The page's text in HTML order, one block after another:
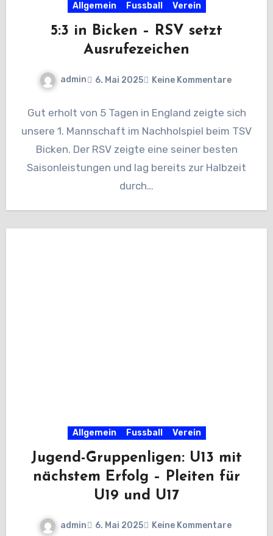
Allgemein Fussball Verein
5:3 in Bicken – RSV setzt
Ausrufezeichen
admin 6. Mai 2025 Keine Kommentare
Gut erholt von 5 Tagen in England zeigte sich
unsere 1. Mannschaft im Nachholspiel beim TSV
Bicken. Der RSV zeigte eine seiner besten
Saisonleistungen und lag bereits zur Halbzeit
durch…
Allgemein Fussball Verein
Jugend-Gruppenligen: U13 mit
nächstem Erfolg – Pleiten für
U19 und U17
admin 6. Mai 2025 Keine Kommentare